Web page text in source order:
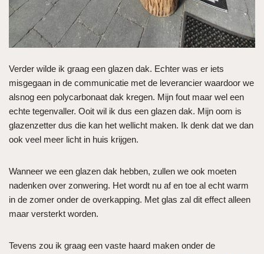
Verder wilde ik graag een glazen dak. Echter was er iets
misgegaan in de communicatie met de leverancier waardoor we
alsnog een polycarbonaat dak kregen. Mijn fout maar wel een
echte tegenvaller. Ooit wil ik dus een glazen dak. Mijn oom is
glazenzetter dus die kan het wellicht maken. Ik denk dat we dan
ook veel meer licht in huis krijgen.
Wanneer we een glazen dak hebben, zullen we ook moeten
nadenken over zonwering. Het wordt nu af en toe al echt warm
in de zomer onder de overkapping. Met glas zal dit effect alleen
maar versterkt worden.
Tevens zou ik graag een vaste haard maken onder de